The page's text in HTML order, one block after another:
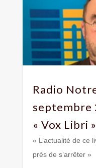
Radio
septembre
« Vox Libri »
« L’actualité de ce
près de s’arrêter »